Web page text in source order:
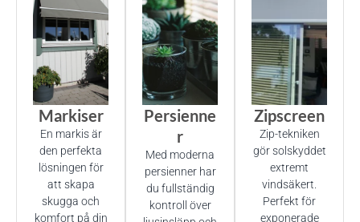
Markiser
En markis är
den perfekta
lösningen för
att skapa
skugga och
komfort på din
Persienne
r
Med moderna
persienner har
du fullständig
kontroll över
Zipscreen
Zip-tekniken
gör solskyddet
extremt
vindsäkert.
Perfekt för
exponerade